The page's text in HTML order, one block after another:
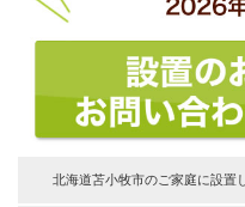
北海道苫小牧市のご家庭に設置